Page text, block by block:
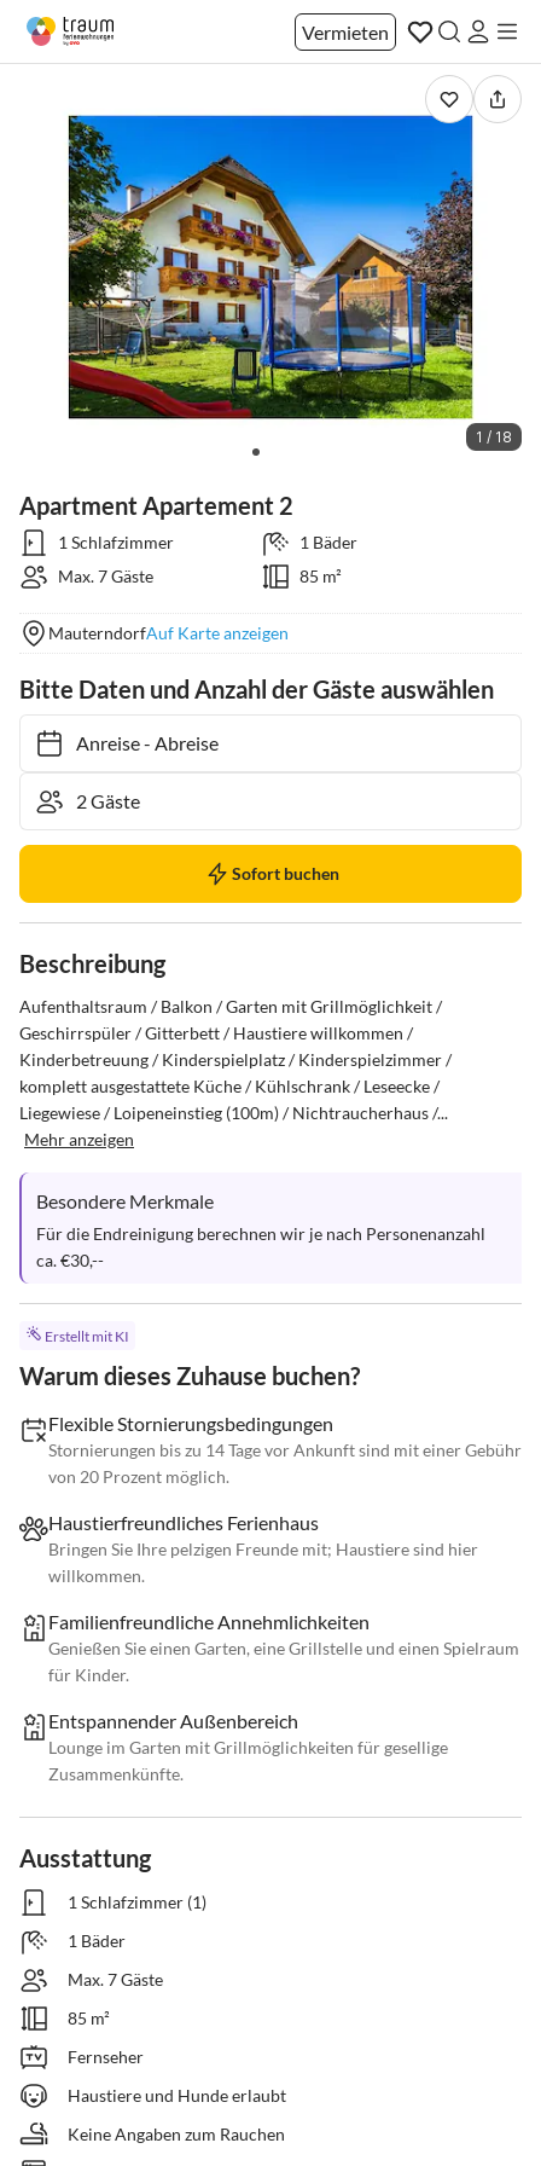
Vermieten
1 / 18
Apartment Apartement 2
1 Schlafzimmer
1 Bäder
Max. 7 Gäste
85 m²
MauterndorfAuf Karte anzeigen
Bitte Daten und Anzahl der Gäste auswählen
Anreise- Abreise
Sofort buchen
Beschreibung
Aufenthaltsraum / Balkon / Garten mit Grillmöglichkeit /
Geschirrspüler / Gitterbett / Haustiere willkommen /
Kinderbetreuung / Kinderspielplatz / Kinderspielzimmer /
komplett ausgestattete Küche / Kühlschrank / Leseecke /
Liegewiese / Loipeneinstieg (100m) / Nichtraucherhaus /...
Mehr anzeigen
Besondere Merkmale
Für die Endreinigung berechnen wir je nach Personenanzahl
ca. €30,--
Erstellt mit KI
Warum dieses Zuhause buchen?
Flexible Stornierungsbedingungen
Stornierungen bis zu 14 Tage vor Ankunft sind mit einer Gebühr
von 20 Prozent möglich.
Haustierfreundliches Ferienhaus
Bringen Sie Ihre pelzigen Freunde mit; Haustiere sind hier
willkommen.
Familienfreundliche Annehmlichkeiten
Genießen Sie einen Garten, eine Grillstelle und einen Spielraum
für Kinder.
Entspannender Außenbereich
Lounge im Garten mit Grillmöglichkeiten für gesellige
Zusammenkünfte.
Ausstattung
1 Schlafzimmer (1)
1 Bäder
Max. 7 Gäste
85 m²
Fernseher
Haustiere und Hunde erlaubt
Keine Angaben zum Rauchen